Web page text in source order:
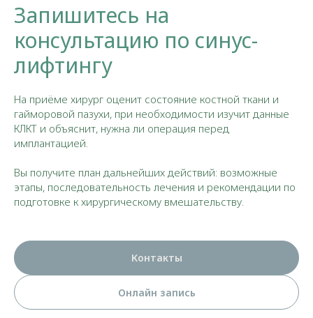
Запишитесь на
консультацию по синус-
лифтингу
На приёме хирург оценит состояние костной ткани и
гайморовой пазухи, при необходимости изучит данные
КЛКТ и объяснит, нужна ли операция перед
имплантацией.
Вы получите план дальнейших действий: возможные
этапы, последовательность лечения и рекомендации по
подготовке к хирургическому вмешательству.
Контакты
Онлайн запись